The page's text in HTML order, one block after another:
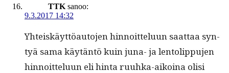
TTK sanoo:
9.3.2017 14:32
Yhteiskäyt­töau­to­jen hin­noit­telu­un saat­taa syn­
tyä sama käytän­tö kuin juna- ja lentolip­pu­jen
hin­noit­telu­un eli hin­ta ruuh­ka-aikoina olisi